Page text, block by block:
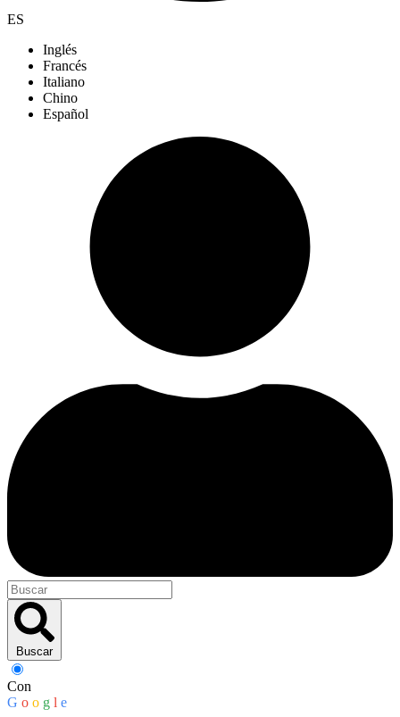
ES
Inglés
Francés
Italiano
Chino
Español
Buscar
Con
G o o g l e